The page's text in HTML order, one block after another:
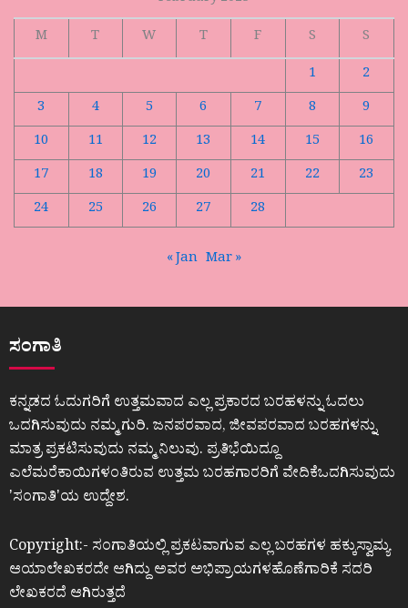
M
T W T F S
S
1
2
3
4 5 6 7 8
9
10
11 12 13 14 15
16
17
18 19 20 21 22
23
24
25 26 27 28
« Jan Mar »
ಸಂಗಾತಿ
ಕನ್ನಡದ ಓದುಗರಿಗೆ ಉತ್ತಮವಾದ ಎಲ್ಲ ಪ್ರಕಾರದ ಬರಹಳನ್ನು ಓದಲು
ಒದಗಿಸುವುದು ನಮ್ಮ ಗುರಿ. ಜನಪರವಾದ, ಜೀವಪರವಾದ ಬರಹಗಳನ್ನು
ಮಾತ್ರ ಪ್ರಕಟಿಸುವುದು ನಮ್ಮ ನಿಲುವು. ಪ್ರತಿಭೆಯಿದ್ದೂ
ಎಲೆಮರೆಕಾಯಿಗಳಂತಿರುವ ಉತ್ತಮ ಬರಹಗಾರರಿಗೆ ವೇದಿಕೆಒದಗಿಸುವುದು
ʼಸಂಗಾತಿʼಯ ಉದ್ದೇಶ.
Copyright:- ಸಂಗಾತಿಯಲ್ಲಿ ಪ್ರಕಟವಾಗುವ ಎಲ್ಲ ಬರಹಗಳ ಹಕ್ಕುಸ್ವಾಮ್ಯ
ಆಯಾಲೇಖಕರದೇ ಆಗಿದ್ದು ಅವರ ಅಭಿಪ್ರಾಯಗಳಹೊಣೆಗಾರಿಕೆ ಸದರಿ
ಲೇಖಕರದೆ ಆಗಿರುತ್ತದೆ